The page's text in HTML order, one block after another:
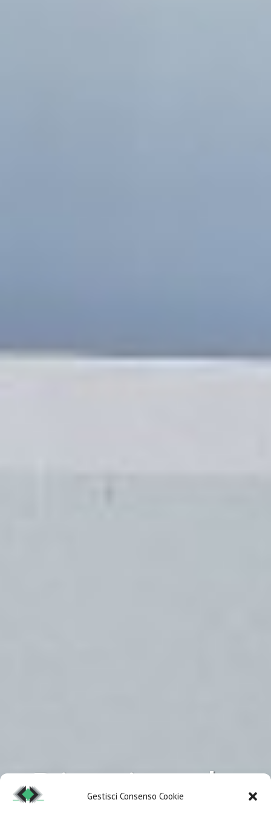
Gestisci Consenso Cookie
Direzionale